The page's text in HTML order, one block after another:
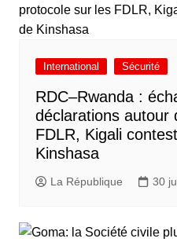
International Sécurité
RDC–Rwanda :
déclarations autour
FDLR, Kigali
Kinshasa
La République 30